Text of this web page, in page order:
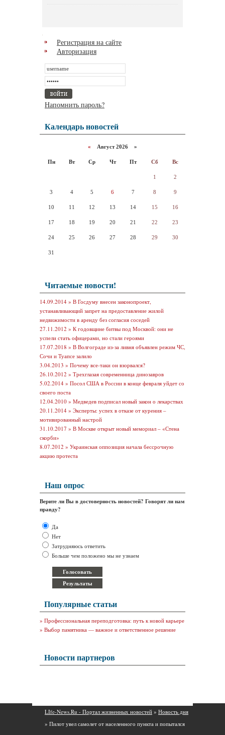
Регистрация на сайте
Авторизация
Напомнить пароль?
Календарь новостей
« Август 2026 »
Пн Вт Ср Чт Пт Сб Вс
1 2
3 4 5 6 7 8 9
10 11 12 13 14 15 16
17 18 19 20 21 22 23
24 25 26 27 28 29 30
31
Читаемые новости!
14.09.2014 » В Госдуму внесен законопроект,
устанавливающий запрет на предоставление жилой
недвижимости в аренду без согласия соседей
27.11.2012 » К годовщине битвы под Москвой: они не
успели стать офицерами, но стали героями
17.07.2018 » В Волгограде из-за ливня объявлен режим ЧС,
Сочи и Туапсе залило
3.04.2013 » Почему все-таки он взорвался?
26.10.2012 » Трехглазая современница динозавров
5.02.2014 » Посол США в России в конце февраля уйдет со
своего поста
12.04.2010 » Медведев подписал новый закон о лекарствах
20.11.2014 » Эксперты: успех в отказе от курения –
мотивированный настрой
31.10.2017 » В Москве открыт новый мемориал – «Стена
скорби»
8.07.2012 » Украинская оппозиция начала бессрочную
акцию протеста
Наш опрос
Верите ли Вы в достоверность новостей? Говорят ли нам
правду?
Да
Нет
Затрудняюсь ответить
Больше чем положено мы не узнаем
Популярные статьи
» Профессиональная переподготовка: путь к новой карьере
» Выбор памятника — важное и ответственное решение
Новости партнеров
LIfe-News.Ru - Портал жизненных новостей » Новость дня
» Пилот увел самолет от населенного пункта и попытался